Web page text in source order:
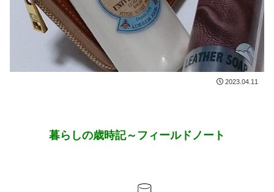
2023.04.11
暮らしの歳時記～フィールドノート